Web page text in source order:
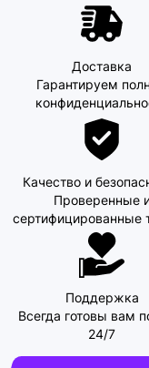
Доставка
Гарантируем
Качество и
Проверенные
сертифицированные
Поддержка
Всегда готовы вам
24/7